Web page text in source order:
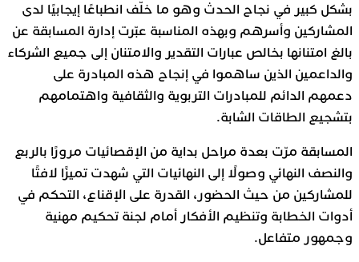
بشكل كبير في نجاح الحدث وهو ما خلّف انطباعًا إيجابيًا لدى
المشاركين وأسرهم وبهذه المناسبة عبّرت إدارة المسابقة عن
بالغ امتنانها بخالص عبارات التقدير والامتنان إلى جميع الشركاء
والداعمين الذين ساهموا في إنجاح هذه المبادرة على
دعمهم الدائم للمبادرات التربوية والثقافية واهتمامهم
بتشجيع الطاقات الشابة.
المسابقة مرّت بعدة مراحل بداية من الإقصائيات مرورًا بالربع
والنصف النهائي وصولًا إلى النهائيات التي شهدت تميزًا لافتًا
للمشاركين من حيث الحضور، القدرة على الإقناع، التحكم في
أدوات الخطابة وتنظيم الأفكار أمام لجنة تحكيم مهنية
وجمهور متفاعل.